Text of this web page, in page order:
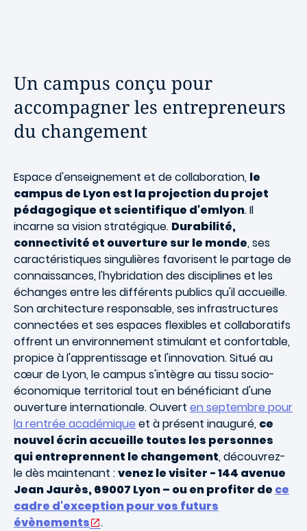
Un campus conçu pour
accompagner les entrepreneurs
du changement
Espace d'enseignement et de collaboration, le
campus de Lyon est la projection du projet
pédagogique et scientifique d'emlyon. Il
incarne sa vision stratégique. Durabilité,
connectivité et ouverture sur le monde, ses
caractéristiques singulières favorisent le partage de
connaissances, l'hybridation des disciplines et les
échanges entre les différents publics qu'il accueille.
Son architecture responsable, ses infrastructures
connectées et ses espaces flexibles et collaboratifs
offrent un environnement stimulant et confortable,
propice à l'apprentissage et l'innovation. Situé au
cœur de Lyon, le campus s'intègre au tissu socio-
économique territorial tout en bénéficiant d'une
ouverture internationale. Ouvert en septembre pour
la rentrée académique et à présent inauguré, ce
nouvel écrin accueille toutes les personnes
qui entreprennent le changement, découvrez-
le dès maintenant :venez le visiter - 144 avenue
Jean Jaurès, 69007 Lyon – ou en profiter de ce
cadre d'exception pour vos futurs
évènements
.